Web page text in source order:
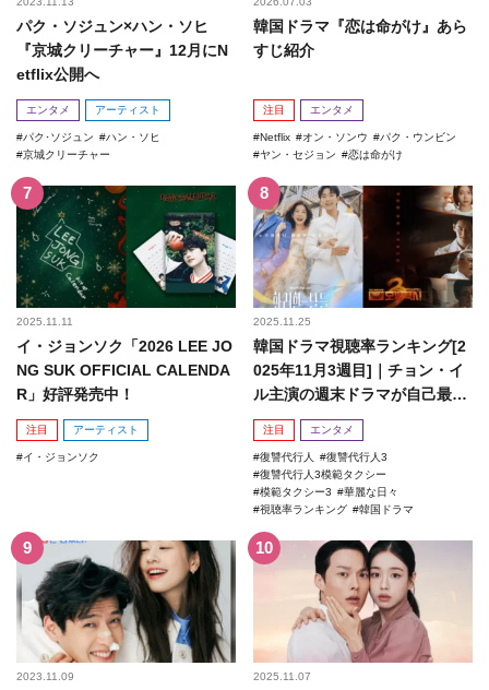
パク・ソジュン×ハン・ソヒ
『京城クリーチャー』12月にN
etflix公開へ
エンタメ アーティスト
パク･ソジュン
ハン・ソヒ
京城クリーチャー
韓国ドラマ『恋は命がけ』あら
すじ紹介
注目 エンタメ
Netflix オン・ソンウ
パク・ウンビン
ヤン・セジョン
恋は命がけ
2025.11.11
イ・ジョンソク「2026 LEE JO
NG SUK OFFICIAL CALENDA
R」好評発売中！
注目 アーティスト
イ・ジョンソク
2025.11.25
韓国ドラマ視聴率ランキング[2
025年11月3週目]｜チョン・イ
ル主演の週末ドラマが自己最高
記録を更新！
注目 エンタメ
復讐代行人
復讐代行人3
復讐代行人3模範タクシー
模範タクシー3
華麗な日々
視聴率ランキング
韓国ドラマ
2023.11.09 2025.11.07